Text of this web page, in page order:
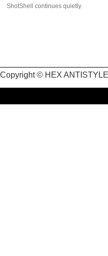
ShotShell continues quietly.
Copyright © HEX